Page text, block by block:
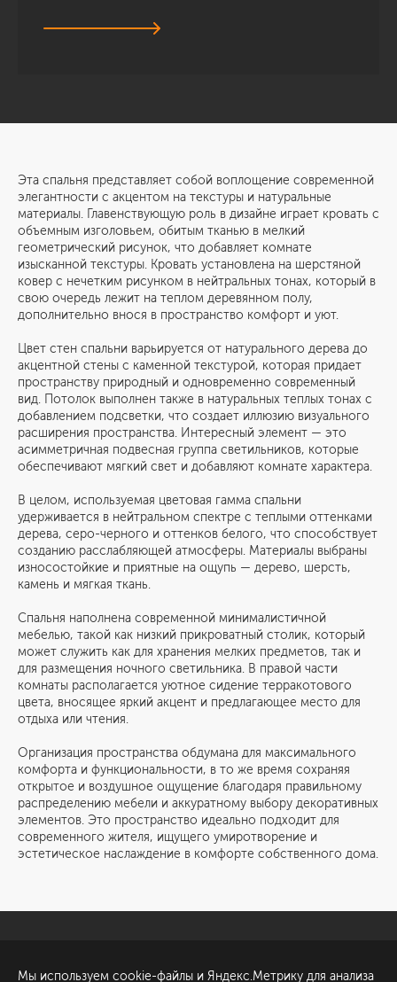
Эта спальня представляет собой воплощение современной
элегантности с акцентом на текстуры и натуральные
материалы. Главенствующую роль в дизайне играет кровать с
объемным изголовьем, обитым тканью в мелкий
геометрический рисунок, что добавляет комнате
изысканной текстуры. Кровать установлена на шерстяной
ковер с нечетким рисунком в нейтральных тонах, который в
свою очередь лежит на теплом деревянном полу,
дополнительно внося в пространство комфорт и уют.
Цвет стен спальни варьируется от натурального дерева до
акцентной стены с каменной текстурой, которая придает
пространству природный и одновременно современный
вид. Потолок выполнен также в натуральных теплых тонах с
добавлением подсветки, что создает иллюзию визуального
расширения пространства. Интересный элемент — это
асимметричная подвесная группа светильников, которые
обеспечивают мягкий свет и добавляют комнате характера.
В целом, используемая цветовая гамма спальни
удерживается в нейтральном спектре с теплыми оттенками
дерева, серо-черного и оттенков белого, что способствует
созданию расслабляющей атмосферы. Материалы выбраны
износостойкие и приятные на ощупь — дерево, шерсть,
камень и мягкая ткань.
Спальня наполнена современной минималистичной
мебелью, такой как низкий прикроватный столик, который
может служить как для хранения мелких предметов, так и
для размещения ночного светильника. В правой части
комнаты располагается уютное сидение терракотового
цвета, вносящее яркий акцент и предлагающее место для
отдыха или чтения.
Организация пространства обдумана для максимального
комфорта и функциональности, в то же время сохраняя
открытое и воздушное ощущение благодаря правильному
распределению мебели и аккуратному выбору декоративных
элементов. Это пространство идеально подходит для
современного жителя, ищущего умиротворение и
эстетическое наслаждение в комфорте собственного дома.
Обсудить проект
Мы используем cookie-файлы и Яндекс.Метрику для анализа